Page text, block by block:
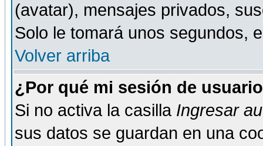
(avatar), mensajes privados,
Solo le tomará unos segundos,
Volver arriba
¿Por qué mi sesión de
Si no activa la casilla Ingresar
sus datos se guardan en una